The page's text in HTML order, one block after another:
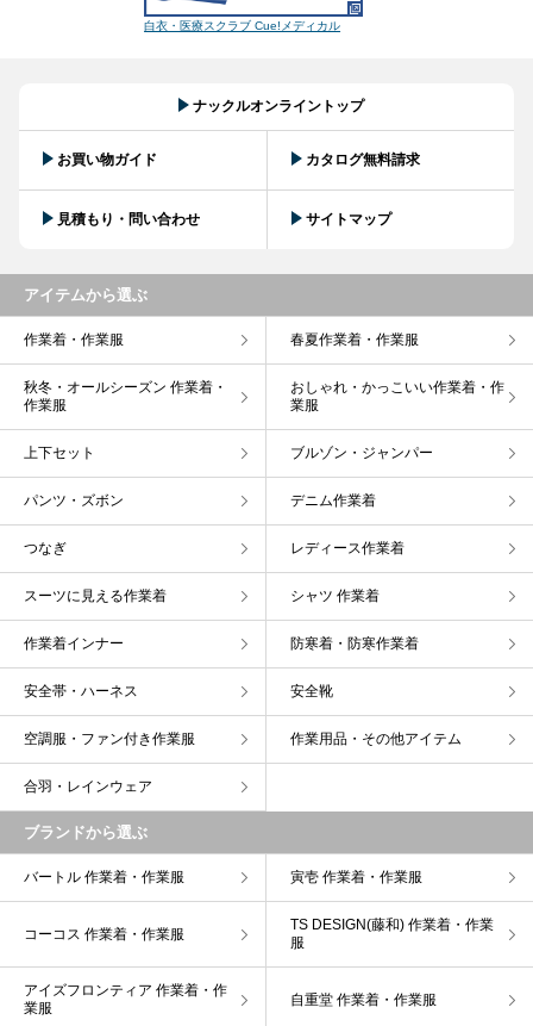
白衣・医療スクラブ Cue!メディカル
ナックルオンライントップ
お買い物ガイド カタログ無料請求
見積もり・問い合わせ サイトマップ
アイテムから選ぶ
作業着・作業服 春夏作業着・作業服
秋冬・オールシーズン 作業着・
作業服
おしゃれ・かっこいい作業着・作
業服
上下セット ブルゾン・ジャンパー
パンツ・ズボン デニム作業着
つなぎ レディース作業着
スーツに見える作業着 シャツ 作業着
作業着インナー 防寒着・防寒作業着
安全帯・ハーネス 安全靴
空調服・ファン付き作業服 作業用品・その他アイテム
合羽・レインウェア
ブランドから選ぶ
バートル 作業着・作業服 寅壱 作業着・作業服
コーコス 作業着・作業服
TS DESIGN(藤和) 作業着・作業
服
アイズフロンティア 作業着・作
業服
自重堂 作業着・作業服